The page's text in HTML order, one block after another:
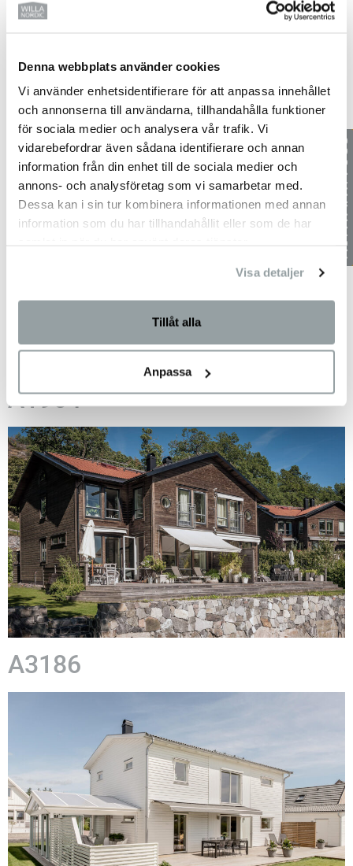
Denna webbplats använder cookies
Vi använder enhetsidentifierare för att anpassa innehållet
och annonserna till användarna, tillhandahålla funktioner
för sociala medier och analysera vår trafik. Vi
vidarebefordrar även sådana identifierare och annan
information från din enhet till de sociala medier och
annons- och analysföretag som vi samarbetar med.
Dessa kan i sin tur kombinera informationen med annan
information som du har tillhandahållit eller som de har
Visa detaljer
Tillåt alla
Anpassa
SI1539-2
SI1539-2
A1964
A3186